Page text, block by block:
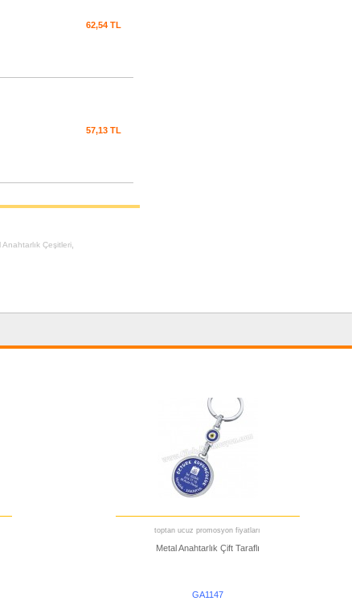
62,54 TL
57,13 TL
Anahtarlık Çeşitleri,
toptan ucuz promosyon fiyatları
Metal Anahtarlık Çift Taraflı
GA1147